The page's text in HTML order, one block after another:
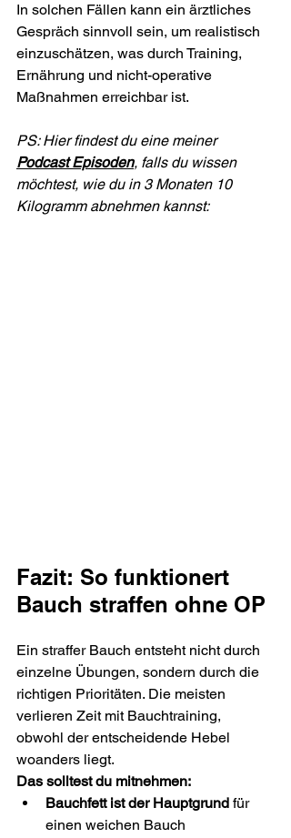
In solchen Fällen kann ein ärztliches
Gespräch sinnvoll sein, um realistisch
einzuschätzen, was durch Training,
Ernährung und nicht-operative
Maßnahmen erreichbar ist.
PS: Hier findest du eine meiner
Podcast Episoden, falls du wissen
möchtest, wie du in 3 Monaten 10
Kilogramm abnehmen kannst:
Fazit: So funktionert
Bauch straffen ohne OP
Ein straffer Bauch entsteht nicht durch
einzelne Übungen, sondern durch die
richtigen Prioritäten. Die meisten
verlieren Zeit mit Bauchtraining,
obwohl der entscheidende Hebel
woanders liegt.
Das solltest du mitnehmen:
Bauchfett ist der Hauptgrund für
einen weichen Bauch